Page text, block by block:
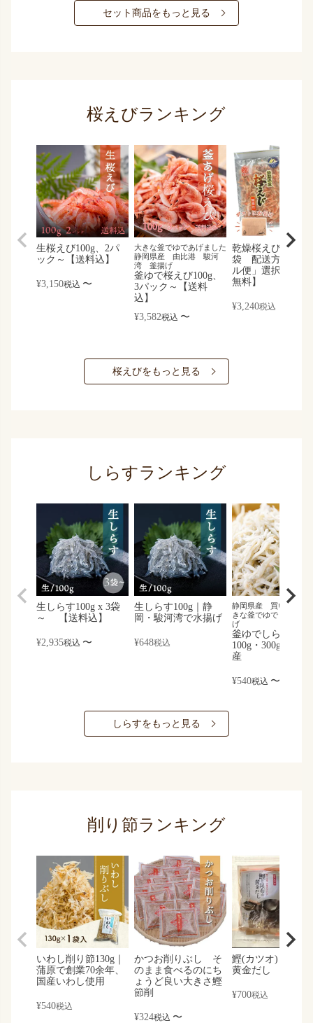
セット商品をもっと見る
桜えびランキング
生桜えび100g、2パ
ック～【送料込】
¥3,150税込 〜
大きな釜でゆであげました
静岡県産 由比港 駿河
湾 釜揚げ
釜ゆで桜えび100g、
3パック～【送料
込】
¥3,582税込 〜
乾燥桜えび30g、3
袋 配送方法「メ
ル便」選択で【送
無料】
¥3,240税込
桜えびをもっと見る
しらすランキング
生しらす100g x 3袋
～ 【送料込】
¥2,935税込 〜
生しらす100g｜静
岡・駿河湾で水揚げ
¥648税込
静岡県産 買い付け後
きな釜でゆでました
げ
釜ゆでしらす｜
100g・300g｜静岡
産
¥540税込 〜
しらすをもっと見る
削り節ランキング
いわし削り節130g｜
蒲原で創業70余年、
国産いわし使用
¥540税込
かつお削りぶし そ
のまま食べるのにち
ょうど良い大きさ鰹
節削
¥324税込 〜
鰹(カツオ)と昆布
黄金だし
¥700税込